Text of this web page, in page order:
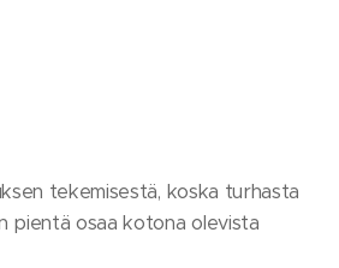
tekemisestä, koska turhasta
pientä osaa kotona olevista